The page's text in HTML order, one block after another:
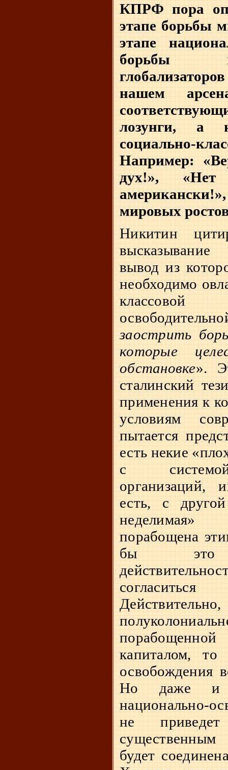
КПРФ пора
этапе борьбы
этапе
борьбы
нашем
лозунги, а
социально-
Например:
дух!», «Нет
мировых
Никитин
вывод из
необходимо
заострить
которые
обстановке».
сталинский
применения к
условиям
пытается
есть некие
с
организаций,
есть, с
порабощена
бы это
капиталом, то
освобождения
Но даже и
национально-
не
существенным
будет